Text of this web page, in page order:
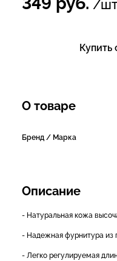
/
Купить
О товаре
Бренд / Марка
Описание
- Натуральная кожа
- Надежная фурнитура из
- Легко регулируемая